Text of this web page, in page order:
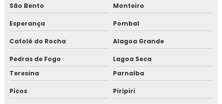
São Bento Monteiro
Esperança Pombal
Catolé do Rocha Alagoa Grande
Pedras de Fogo
Lagoa Seca
Teresina
Parnaíba
Picos Piripiri